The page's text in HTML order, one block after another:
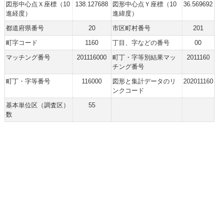
図形中心点Ｘ座標（10
進経度）
138.127688
図形中心点Ｙ座標（10
進緯度）
36.569692
都道府県番号 20 市区町村番号
201
町字コード
1160 丁目、字などの番号
00
マッチング番号
201116000
町丁・字等別結果マッ
チング番号
2011160
町丁・字等番号 116000
図形と集計データのリ
ンクコード
202011160
基本単位区（調査区）
数
55